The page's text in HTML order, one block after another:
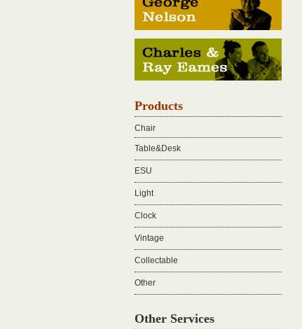
Products
Chair
Table&Desk
ESU
Light
Clock
Vintage
Collectable
Other
Other Services